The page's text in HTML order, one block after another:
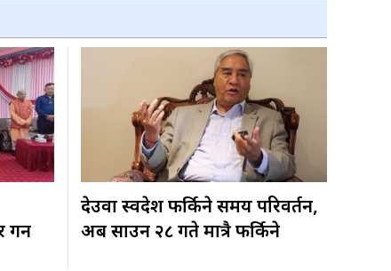
देउवा स्वदेश फर्किने समय परिवर्तन,
अब साउन २८ गते मात्रै फर्किने